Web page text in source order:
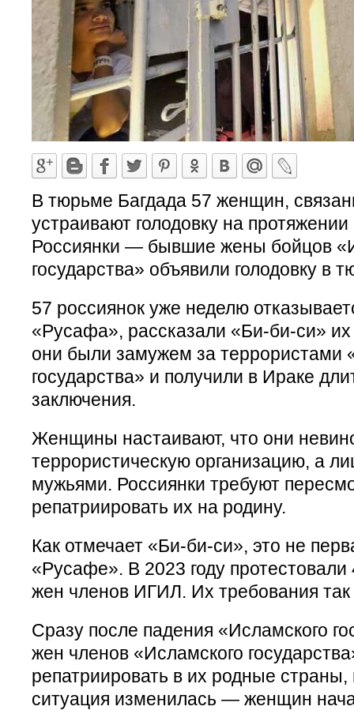
В тюрьме Багдада 57 женщин,
устраивают голодовку на
Россиянки — бывшие жены бойцов
государства» объявили голодовку в
57 россиянок уже неделю
«Русафа», рассказали «Би-би-си»
они были замужем за террористами
государства» и получили в Ираке
заключения.
Женщины настаивают, что они
террористическую организацию, а
мужьями. Россиянки требуют
репатриировать их на родину.
Как отмечает «Би-би-си», это не
«Русафе». В 2023 году
жен членов ИГИЛ. Их требования
Сразу после падения «Исламского
жен членов «Исламского
репатриировать в их родные
ситуация изменилась — женщин